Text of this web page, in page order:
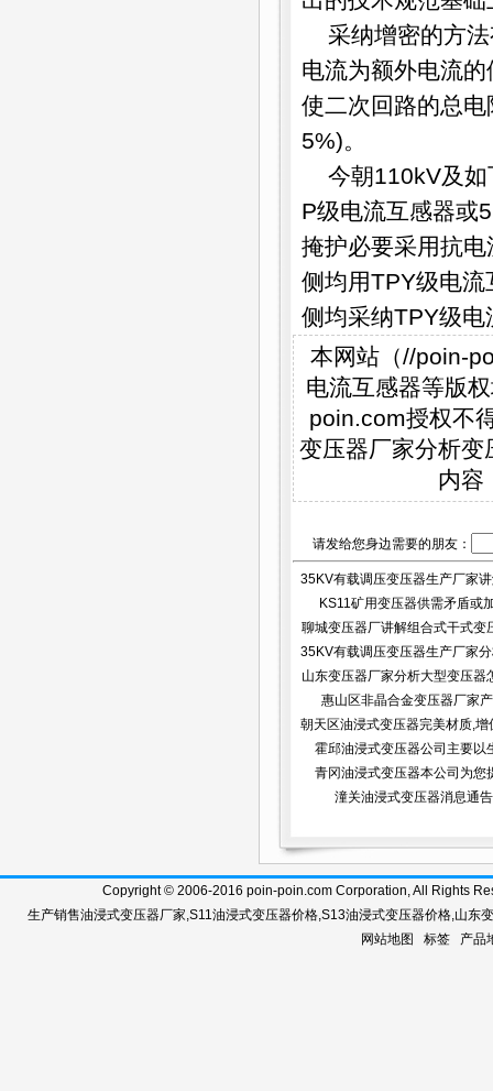
采纳增密的方
电流为额外电流
使二次回路的总
5%)。
今朝110kV及
P级电流互感器或
掩护必要采用抗
侧均用TPY级电
侧均采纳TPY级
本网站（//poin-
电流互感器等版
poin.com授权不
变压器厂家分析变
内容
请发给您身边需要的朋友：
35KV有载调压变压器生产厂家
KS11矿用变压器供需矛盾或
聊城变压器厂讲解组合式干式变
好...
35KV有载调压变压器生产厂家
山东变压器厂家分析大型变压器
行...
惠山区非晶合金变压器厂家
朝天区油浸式变压器完美材质,增
霍邱油浸式变压器公司主要以
青冈油浸式变压器本公司为您
潼关油浸式变压器消息通告
Copyright © 2006-2016 poin-poin.com Corporation, All Rights
生产销售油浸式变压器厂家,S11油浸式变压器价格,S13油浸式变压器价格,山东
网站地图
标签 产品